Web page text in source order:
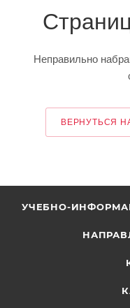
Неправильно
ВЕРНУТЬСЯ
УЧЕБНО-